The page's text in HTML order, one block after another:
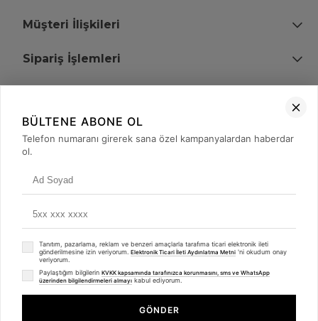
Müşteri İlişkileri
Sipariş İşlemleri
+90 (850) 473 08 08
© 2008 - 2026merterelektronik.com
- Tüm Hakları Saklıdır. Kredi kartı bilgileriniz 256bit SSL sertifikası ile
Whatsapp
BÜLTENE ABONE OL
Telefon numaranı girerek sana özel kampanyalardan haberdar
ol.
Tanıtım, pazarlama, reklam ve benzeri amaçlarla tarafıma ticari elektronik ileti
gönderilmesine izin veriyorum. Elektronik Ticari İleti Aydınlatma Metni 'ni okudum onay
veriyorum.
Paylaştığım bilgilerin KVKK kapsamında tarafınızca korunmasını, sms ve WhatsApp
üzerinden bilgilendirmeleri almayı kabul ediyorum.
GÖNDER